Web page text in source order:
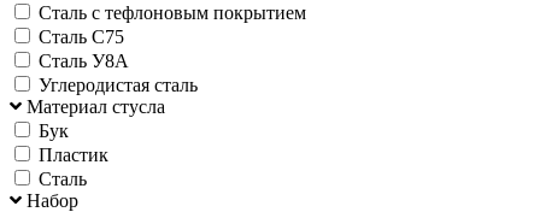
Сталь с тефлоновым покрытием
Сталь С75
Сталь У8А
Углеродистая сталь
Материал стусла
Бук
Пластик
Сталь
Набор